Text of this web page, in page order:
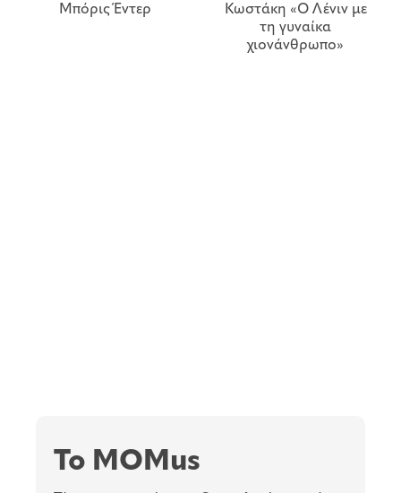
Μπόρις Έντερ
Κωστάκη «Ο Λένιν με
τη γυναίκα
χιονάνθρωπο»
To MOMus